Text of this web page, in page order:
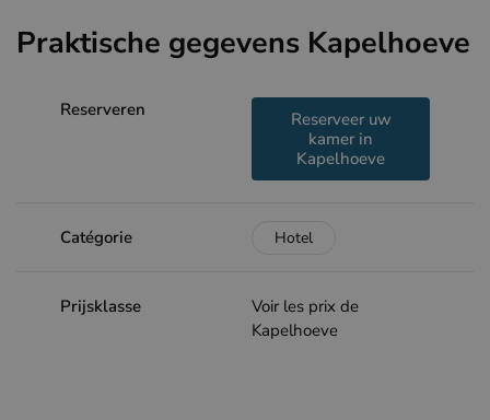
Praktische gegevens Kapelhoeve
Reserveren
Reserveer uw
kamer in
Kapelhoeve
Catégorie Hotel
Prijsklasse
Voir les prix de
Kapelhoeve